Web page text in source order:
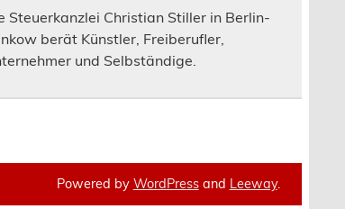
Steuerkanzlei Christian Stiller in Berlin-
berät Künstler, Freiberufler,
und Selbständige.
Powered by WordPressand Leeway.